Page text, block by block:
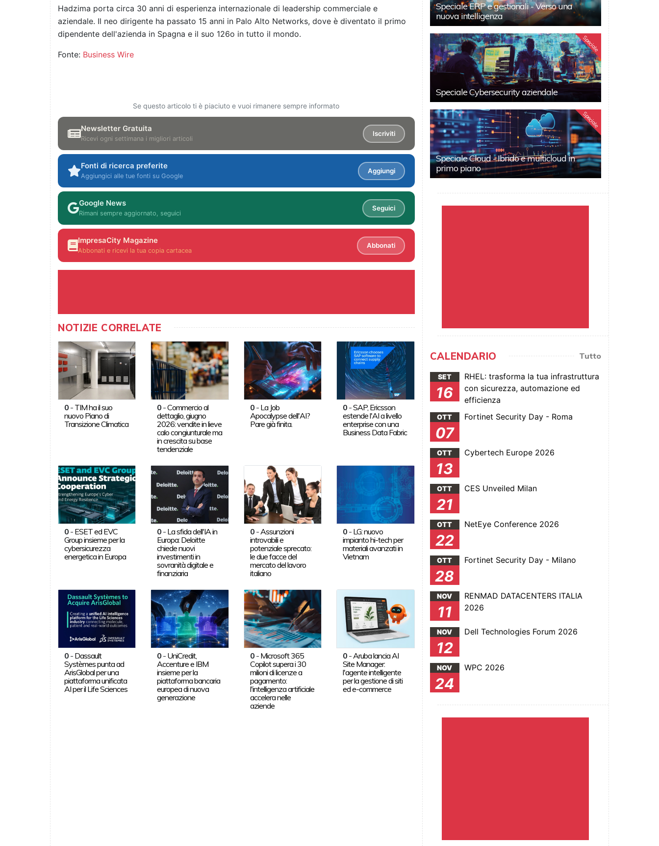
Hadzima porta circa 30 anni di esperienza internazionale di leadership commerciale e
aziendale. Il neo dirigente ha passato 15 anni in Palo Alto Networks, dove è diventato il primo
dipendente dell'azienda in Spagna e il suo 126o in tutto il mondo.
Fonte: Business Wire
Se questo articolo ti è piaciuto e vuoi rimanere sempre informato
Newsletter Gratuita
Ricevi ogni settimana i migliori articoli
Iscriviti
Fonti di ricerca preferite
Aggiungici alle tue fonti su Google
Aggiungi
Google News
Rimani sempre aggiornato, seguici
Seguici
ImpresaCity Magazine
Abbonati e ricevi la tua copia cartacea
Abbonati
NOTIZIE CORRELATE
0- TIM ha il suo
nuovo Piano di
Transizione Climatica
0 -Commercio al
dettaglio, giugno
2026: vendite in lieve
calo congiunturale ma
in crescita su base
tendenziale
0- La Job
Apocalypse dell'AI?
Pare già finita.
0 -SAP, Ericsson
estende l'AI a livello
enterprise con una
Business Data Fabric
0- ESET ed EVC
Group insieme per la
cybersicurezza
energetica in Europa
0 - La sfida dell'IA in
Europa: Deloitte
chiede nuovi
investimenti in
sovranità digitale e
finanziaria
0- Assunzioni
introvabili e
potenziale sprecato:
le due facce del
mercato del lavoro
italiano
0 - LG: nuovo
impianto hi-tech per
materiali avanzati in
Vietnam
0- Dassault
Systèmes punta ad
ArisGlobal per una
piattaforma unificata
AI per il Life Sciences
0 - UniCredit,
Accenture e IBM
insieme per la
piattaforma bancaria
europea di nuova
generazione
0- Microsoft 365
Copilot supera i 30
milioni di licenze a
pagamento:
l'intelligenza artificiale
accelera nelle
aziende
0 - Aruba lancia AI
Site Manager:
l'agente intelligente
per la gestione di siti
ed e-commerce
Speciale ERP e gestionali - Verso una
nuova intelligenza
Speciale
Speciale Cybersecurity aziendale
Speciale
Speciale Cloud - Ibrido e multicloud in
primo piano
CALENDARIO Tutto
SET
16
RHEL: trasforma la tua infrastruttura
con sicurezza, automazione ed
efficienza
OTT
07
Fortinet Security Day - Roma
OTT
13
Cybertech Europe 2026
OTT
21
CES Unveiled Milan
OTT
22
NetEye Conference 2026
OTT
28
Fortinet Security Day - Milano
NOV
11
RENMAD DATACENTERS ITALIA
2026
NOV
12
Dell Technologies Forum 2026
NOV
24
WPC 2026